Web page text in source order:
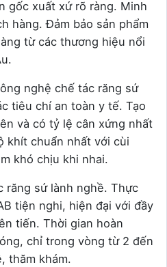
gốc xuất xứ rõ ràng. Minh
hàng. Đảm bảo sản phẩm
từ các thương hiệu nổi
nghệ chế tác răng sứ
tiêu chí an toàn y tế. Tạo
và có tỷ lệ cân xứng nhất
khít chuẩn nhất với cùi
khó chịu khi nhai.
sứ lành nghề. Thực
tiện nghi, hiện đại với đầy
tiến. Thời gian hoàn
chỉ trong vòng từ 2 đến
thăm khám.